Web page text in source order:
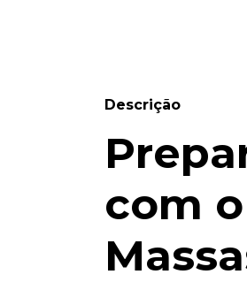
Descrição
com o